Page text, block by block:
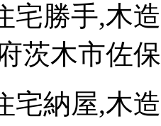
宅勝手,木
茨木市佐
宅納屋,木